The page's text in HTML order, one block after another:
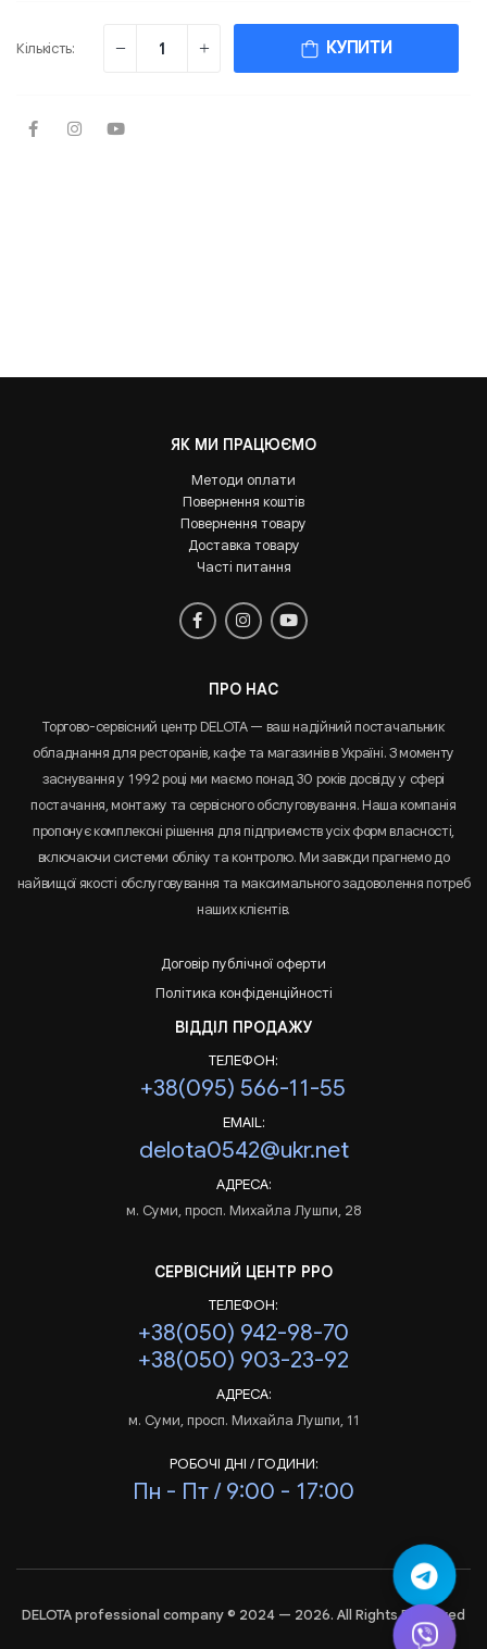
Кількість: КУПИТИ
ЯК МИ ПРАЦЮЄМО
Методи оплати
Повернення коштів
Повернення товару
Доставка товару
Часті питання
ПРО НАС
Торгово-сервісний центр DELOTA — ваш надійний постачальник
обладнання для ресторанів, кафе та магазинів в Україні. З моменту
заснування у 1992 році ми маємо понад 30 років досвіду у сфері
постачання, монтажу та сервісного обслуговування. Наша компанія
пропонує комплексні рішення для підприємств усіх форм власності,
включаючи системи обліку та контролю. Ми завжди прагнемо до
найвищої якості обслуговування та максимального задоволення потреб
наших клієнтів.
Договір публічної оферти
Політика конфіденційності
ВІДДІЛ ПРОДАЖУ
ТЕЛЕФОН:
+38(095) 566-11-55
EMAIL:
delota0542@ukr.net
АДРЕСА:
м. Суми, просп. Михайла Лушпи, 28
СЕРВІСНИЙ ЦЕНТР РРО
ТЕЛЕФОН:
+38(050) 942-98-70
+38(050) 903-23-92
АДРЕСА:
м. Суми, просп. Михайла Лушпи, 11
РОБОЧІ ДНІ / ГОДИНИ:
Пн - Пт / 9:00 - 17:00
DELOTA professional company © 2024 — 2026. All Rights Reserved